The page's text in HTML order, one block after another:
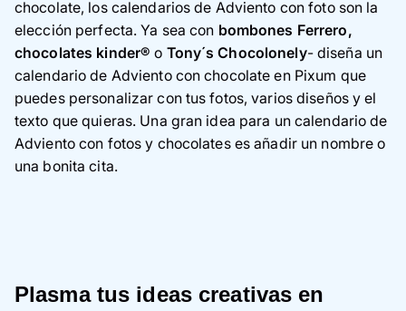
chocolate, los calendarios de Adviento con foto son la
elección perfecta. Ya sea con bombones Ferrero,
chocolates kinder®o Tony´s Chocolonely- diseña un
calendario de Adviento con chocolate en Pixum que
puedes personalizar con tus fotos, varios diseños y el
texto que quieras. Una gran idea para un calendario de
Adviento con fotos y chocolates es añadir un nombre o
una bonita cita.
Plasma tus ideas creativas en